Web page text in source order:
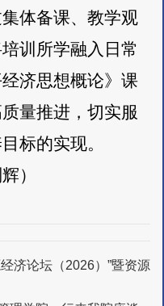
体备课、教学观
训所学融入日常
济思想概论》课
量推进，切实服
标的实现。
）
济论坛（2026）”暨资源